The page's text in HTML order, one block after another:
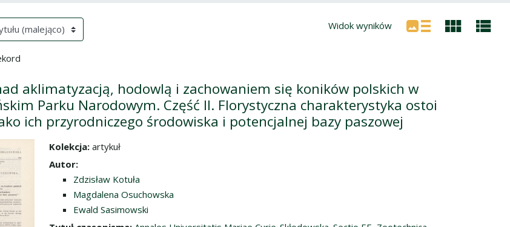
treści)
przeładowanie treści) Widok wyników
aklimatyzacją, hodowlą i zachowaniem się koników polskich w
Parku Narodowym. Część II. Florystyczna charakterystyka ostoi
ich przyrodniczego środowiska i potencjalnej bazy paszowej
Kolekcja: artykuł
Autor:
Zdzisław Kotuła
Magdalena Osuchowska
Ewald Sasimowski